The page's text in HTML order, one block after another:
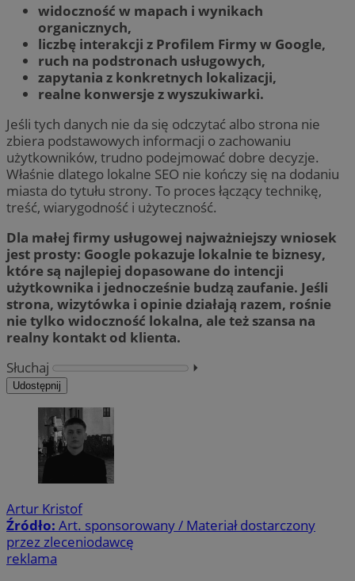
widoczność w mapach i wynikach
organicznych,
liczbę interakcji z Profilem Firmy w Google,
ruch na podstronach usługowych,
zapytania z konkretnych lokalizacji,
realne konwersje z wyszukiwarki.
Jeśli tych danych nie da się odczytać albo strona nie
zbiera podstawowych informacji o zachowaniu
użytkowników, trudno podejmować dobre decyzje.
Właśnie dlatego lokalne SEO nie kończy się na dodaniu
miasta do tytułu strony. To proces łączący technikę,
treść, wiarygodność i użyteczność.
Dla małej firmy usługowej najważniejszy wniosek
jest prosty: Google pokazuje lokalnie te biznesy,
które są najlepiej dopasowane do intencji
użytkownika i jednocześnie budzą zaufanie. Jeśli
strona, wizytówka i opinie działają razem, rośnie
nie tylko widoczność lokalna, ale też szansa na
realny kontakt od klienta.
Słuchaj
⏵︎
Udostępnij
Artur Kristof
Źródło: Art. sponsorowany / Materiał dostarczony
przez zleceniodawcę
reklama